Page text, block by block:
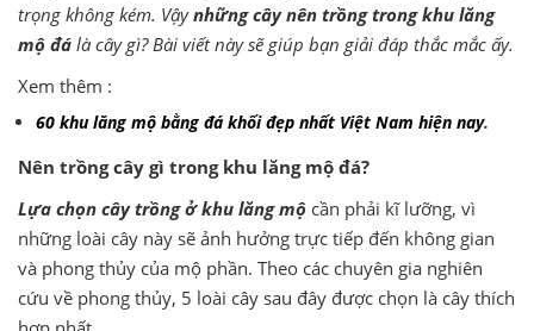
trọng không kém. Vậynhững cây nên trồng trong khu lăng
mộ đá là cây gì? Bài viết này sẽ giúp bạn giải đáp thắc mắc ấy.
Xem thêm :
60 khu lăng mộ bằng đá khối đẹp nhất Việt Nam hiện nay.
Nên trồng cây gì trong khu lăng mộ đá?
Lựa chọn cây trồng ở khu lăng mộ cần phải kĩ lưỡng, vì
những loài cây này sẽ ảnh hưởng trực tiếp đến không gian
và phong thủy của mộ phần. Theo các chuyên gia nghiên
cứu về phong thủy, 5 loài cây sau đây được chọn là cây thích